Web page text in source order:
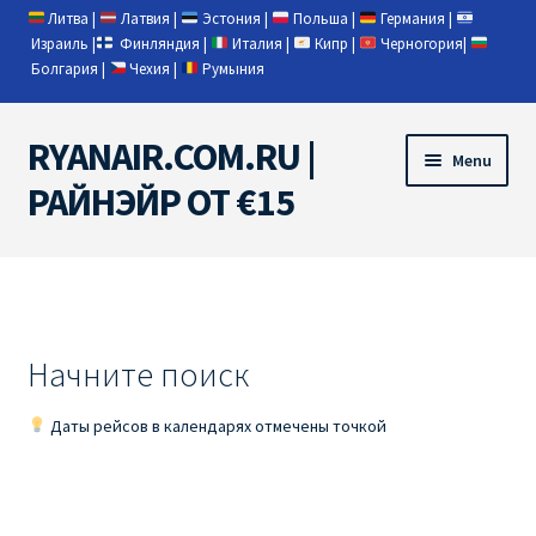
Литва | Латвия | Эстония | Польша | Германия |
Израиль | Финляндия | Италия | Кипр | Черногория|
Болгария | Чехия | Румыния
Skip
to
navigation
Skip
to
content
RYANAIR.COM.RU |
РАЙНЭЙР ОТ €15
Menu
RYANAIR PL ОТ € 9
Начните поиск
Даты рейсов в календарях отмечены точкой